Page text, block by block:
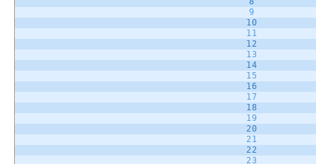
9
10
11
12
13
14
15
16
17
18
19
20
21
22
23